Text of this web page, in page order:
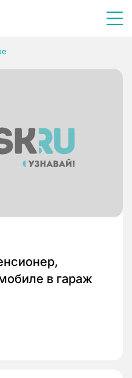
в гараж